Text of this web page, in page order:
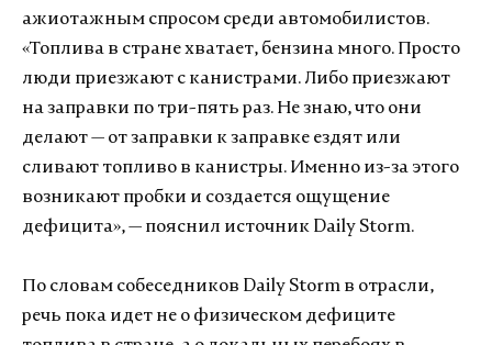
ажиотажным спросом среди автомобилистов.
«Топлива в стране хватает, бензина много. Просто
люди приезжают с канистрами. Либо приезжают
на заправки по три-пять раз. Не знаю, что они
делают — от заправки к заправке ездят или
сливают топливо в канистры. Именно из-за этого
возникают пробки и создается ощущение
дефицита», — пояснил источник Daily Storm.
По словам собеседников Daily Storm в отрасли,
речь пока идет не о физическом дефиците